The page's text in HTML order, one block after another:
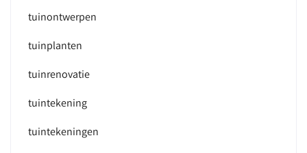
tuinontwerpen
tuinplanten
tuinrenovatie
tuintekening
tuintekeningen